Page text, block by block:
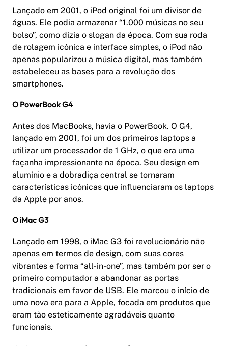
Lançado em 2001, o iPod original foi um divisor de
águas. Ele podia armazenar “1.000 músicas no seu
bolso”, como dizia o slogan da época. Com sua roda
de rolagem icônica e interface simples, o iPod não
apenas popularizou a música digital, mas também
estabeleceu as bases para a revolução dos
smartphones.
O PowerBook G4
Antes dos MacBooks, havia o PowerBook. O G4,
lançado em 2001, foi um dos primeiros laptops a
utilizar um processador de 1 GHz, o que era uma
façanha impressionante na época. Seu design em
alumínio e a dobradiça central se tornaram
características icônicas que influenciaram os laptops
da Apple por anos.
O iMac G3
Lançado em 1998, o iMac G3 foi revolucionário não
apenas em termos de design, com suas cores
vibrantes e forma “all-in-one”, mas também por ser o
primeiro computador a abandonar as portas
tradicionais em favor de USB. Ele marcou o início de
uma nova era para a Apple, focada em produtos que
eram tão esteticamente agradáveis quanto
funcionais.